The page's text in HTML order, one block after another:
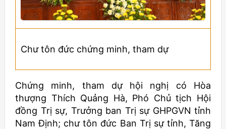
Chư tôn đức chứng minh, tham dự
Chứng minh, tham dự hội nghị có Hòa
thượng Thích Quảng Hà, Phó Chủ tịch Hội
đồng Trị sự, Trưởng ban Trị sự GHPGVN tỉnh
Nam Định; chư tôn đức Ban Trị sự tỉnh, Tăng